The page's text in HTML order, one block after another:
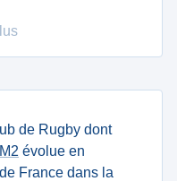
de Rugby dont
évolue en
France dans la